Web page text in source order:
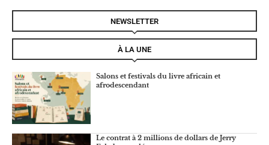
NEWSLETTER
À LA UNE
Salons et festivals du livre africain et
afrodescendant
Le contrat à 2 millions de dollars de Jerry